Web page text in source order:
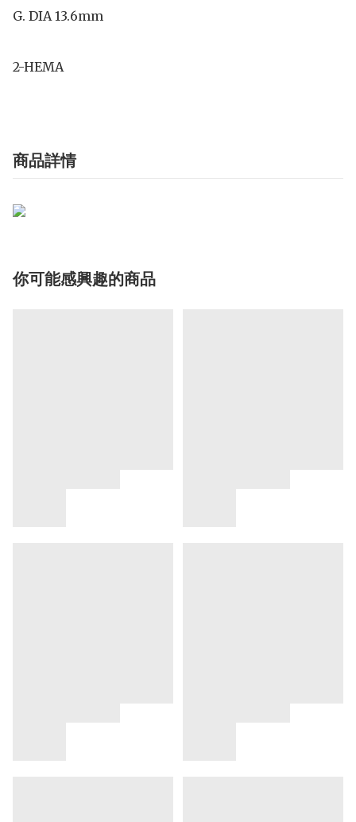
G. DIA 13.6mm
2-HEMA
商品詳情
你可能感興趣的商品